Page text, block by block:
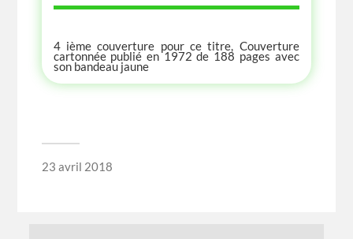
4 ième couverture pour ce titre, Couverture
cartonnée publié en 1972 de 188 pages avec
son bandeau jaune
23 avril 2018